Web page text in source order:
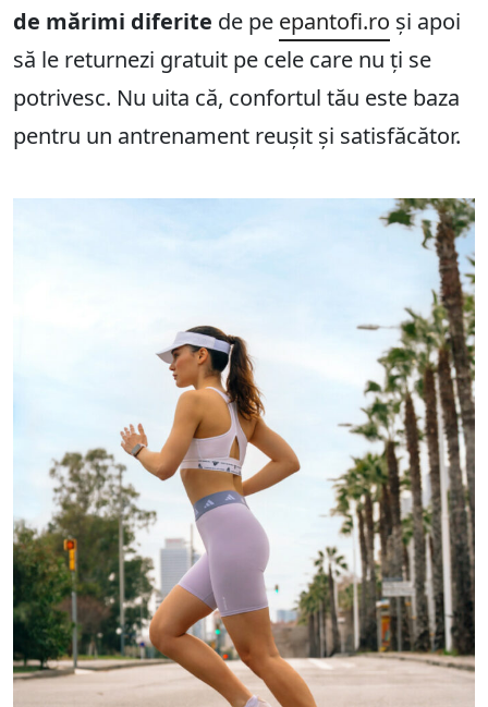
de mărimi diferite de pe epantofi.ro și apoi
să le returnezi gratuit pe cele care nu ți se
potrivesc. Nu uita că, confortul tău este baza
pentru un antrenament reușit și satisfăcător.